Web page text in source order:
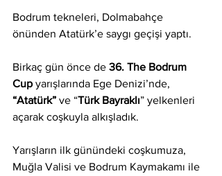
Bodrum tekneleri, Dolmabahçe
önünden Atatürk’e saygı geçişi yaptı.
Birkaç gün önce de 36. The Bodrum
Cup yarışlarında Ege Denizi’nde,
“Atatürk” ve “Türk Bayraklı” yelkenleri
açarak coşkuyla alkışladık.
Yarışların ilk günündeki coşkumuza,
Muğla Valisi ve Bodrum Kaymakamı ile